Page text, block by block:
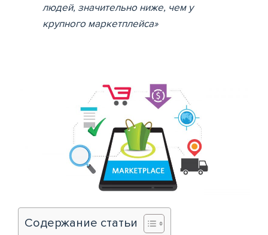
людей, значительно ниже, чем у
крупного маркетплейса»
Содержание статьи